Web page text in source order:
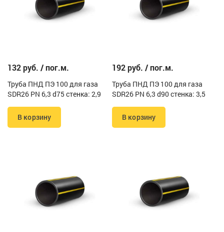
132 руб. / пог.м.
Труба ПНД ПЭ 100 для газа
SDR26 PN 6,3 d75 стенка: 2,9
В корзину
192 руб. / пог.м.
Труба ПНД ПЭ 100 для газа
SDR26 PN 6,3 d90 стенка: 3,5
В корзину